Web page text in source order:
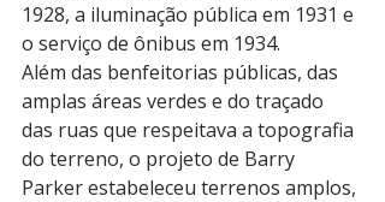
1928, a iluminação pública em 1931 e
o serviço de ônibus em 1934.
Além das benfeitorias públicas, das
amplas áreas verdes e do traçado
das ruas que respeitava a topografia
do terreno, o projeto de Barry
Parker estabeleceu terrenos amplos,